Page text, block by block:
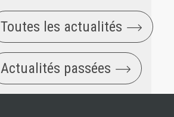
Toutes les actualités
Actualités passées